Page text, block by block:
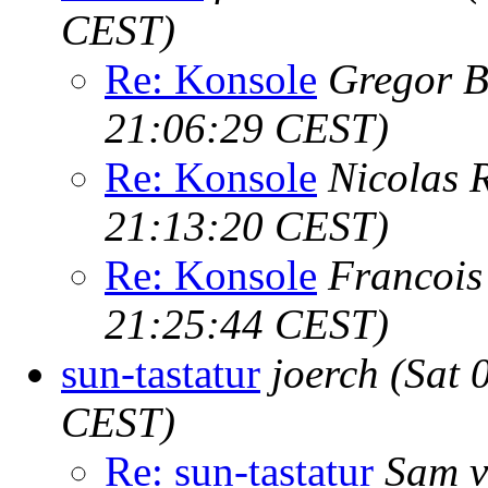
CEST)
Re: Konsole Gregor
21:06:29 CEST)
Re: Konsole Nicolas
21:13:20 CEST)
Re: Konsole
21:25:44 CEST)
sun-tastatur joerch (Sat
CEST)
Re: sun-tastatur Sam